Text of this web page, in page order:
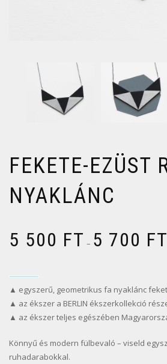
FEKETE-EZÜST
NYAKLÁNC
5 500 FT – 5 700 FT
▲ egyszerű, geometrikus fa nyaklánc
▲ az ékszer a BERLIN ékszerkollekció
▲ az ékszer teljes egészében
Könnyű és modern fülbevaló – viseld
ruhadarabokkal.